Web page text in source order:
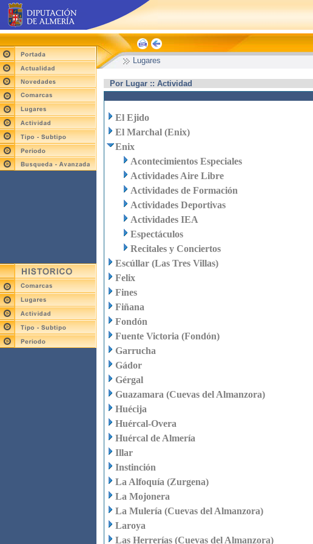
Lugares
Por Lugar :: Actividad
El Ejido
El Marchal (Enix)
Enix
Acontecimientos Especiales
Actividades Aire Libre
Actividades de Formación
Actividades Deportivas
Actividades IEA
Espectáculos
Recitales y Conciertos
Escúllar (Las Tres Villas)
Felix
Fines
Fiñana
Fondón
Fuente Victoria (Fondón)
Garrucha
Gádor
Gérgal
Guazamara (Cuevas del Almanzora)
Huécija
Huércal-Overa
Huércal de Almería
Illar
Instinción
La Alfoquía (Zurgena)
La Mojonera
La Mulería (Cuevas del Almanzora)
Laroya
Las Herrerías (Cuevas del Almanzora)